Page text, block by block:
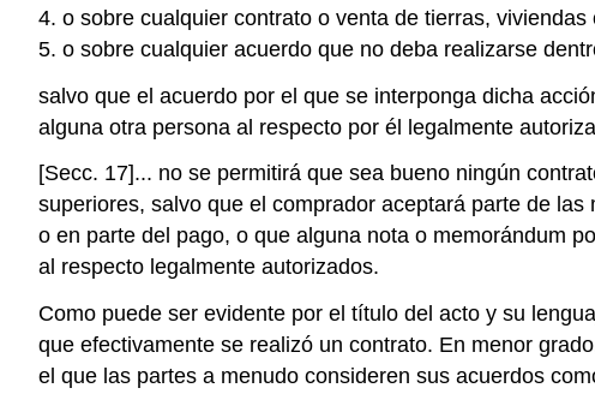
4. o sobre cualquier contrato o venta de tierras,
5. o sobre cualquier acuerdo que no deba realizarse
salvo que el acuerdo por el que se interponga dicha
alguna otra persona al respecto por él legalmente
[Secc. 17]... no se permitirá que sea bueno ningún
superiores, salvo que el comprador aceptará parte de
o en parte del pago, o que alguna nota o memorándum
al respecto legalmente autorizados.
Como puede ser evidente por el título del acto y su
que efectivamente se realizó un contrato. En menor
el que las partes a menudo consideren sus acuerdos